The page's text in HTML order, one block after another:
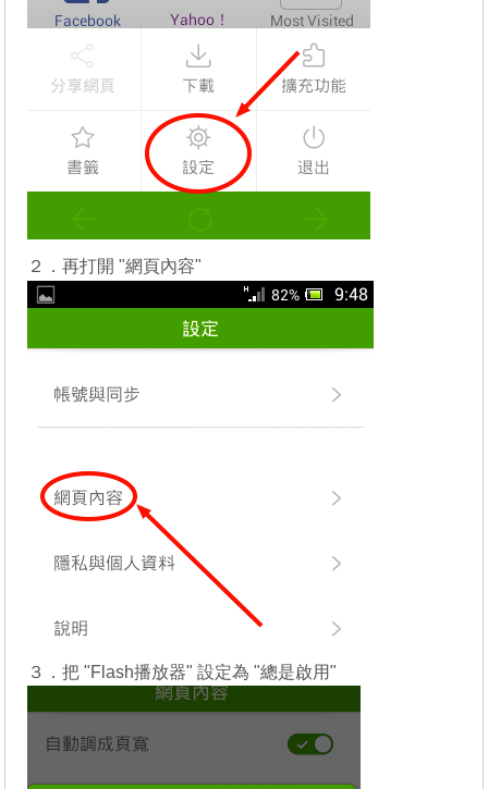
２．再打開 "網頁內容"
３．把 "Flash播放器" 設定為 "總是啟用"